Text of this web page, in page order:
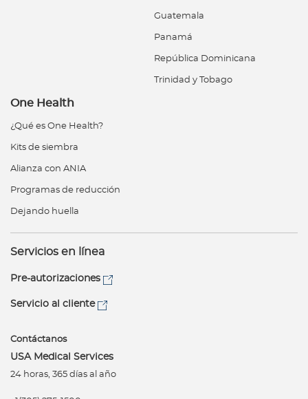
Guatemala
Panamá
República Dominicana
Trinidad y Tobago
One Health
¿Qué es One Health?
Kits de siembra
Alianza con ANIA
Programas de reducción
Dejando huella
Servicios en línea
Pre-autorizaciones
Servicio al cliente
Contáctanos
USA Medical Services
24 horas, 365 días al año